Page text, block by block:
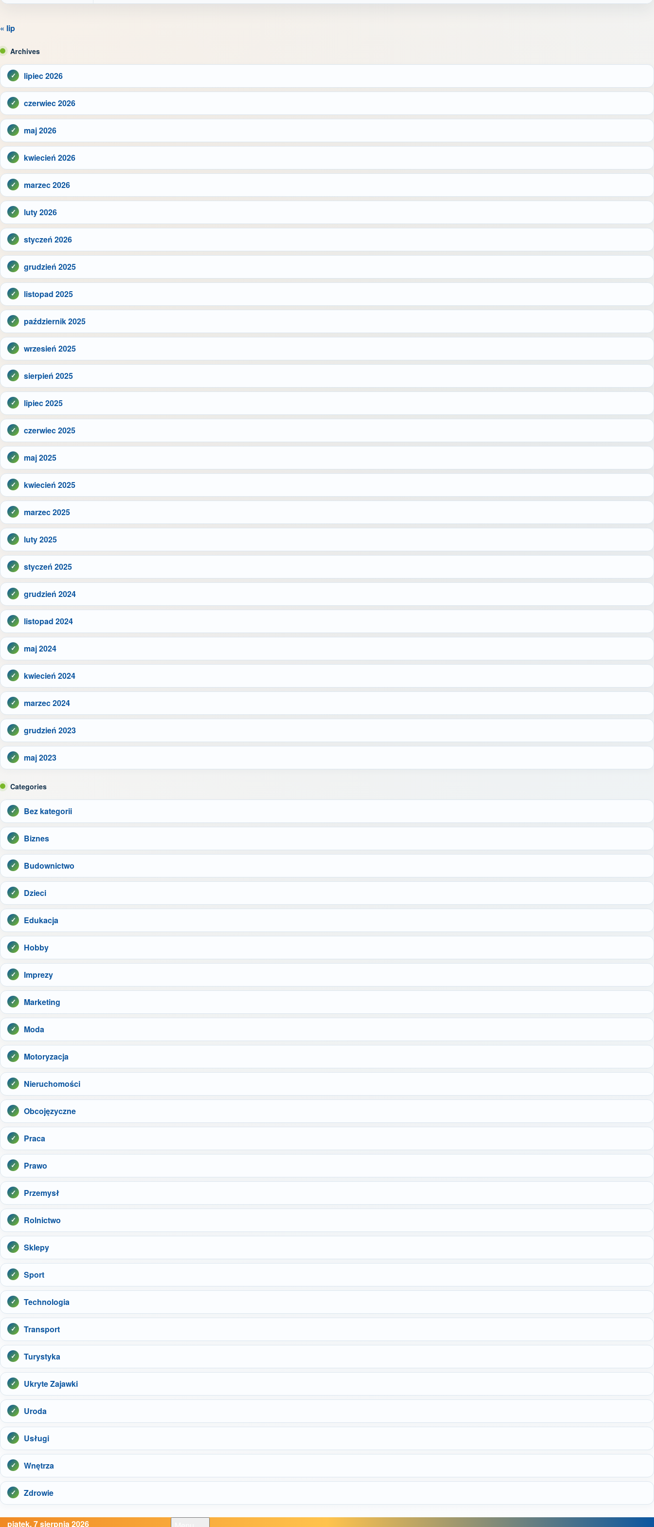
« lip
Archives
lipiec 2026
czerwiec 2026
maj 2026
kwiecień 2026
marzec 2026
luty 2026
styczeń 2026
grudzień 2025
listopad 2025
październik 2025
wrzesień 2025
sierpień 2025
lipiec 2025
czerwiec 2025
maj 2025
kwiecień 2025
marzec 2025
luty 2025
styczeń 2025
grudzień 2024
listopad 2024
maj 2024
kwiecień 2024
marzec 2024
grudzień 2023
maj 2023
Categories
Bez kategorii
Biznes
Budownictwo
Dzieci
Edukacja
Hobby
Imprezy
Marketing
Moda
Motoryzacja
Nieruchomości
Obcojęzyczne
Praca
Prawo
Przemysł
Rolnictwo
Sklepy
Sport
Technologia
Transport
Turystyka
Ukryte Zajawki
Uroda
Usługi
Wnętrza
Zdrowie
piątek, 7 sierpnia 2026